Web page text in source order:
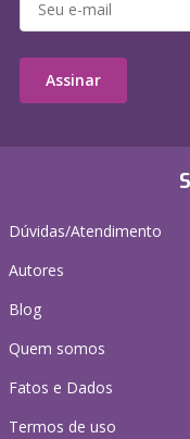
Dúvidas/Atendimento
Autores
Blog
Quem somos
Fatos e Dados
Termos de uso
Assinar